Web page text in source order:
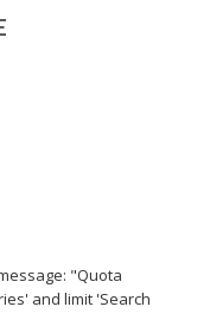
"Quota
and limit 'Search